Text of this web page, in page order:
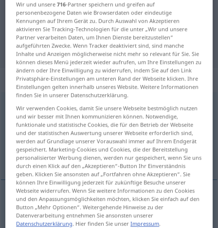
Italienisch-Deutsch Übersetzung
für "ceffone"
"ceffone" Deutsch Übersetzung
„ceffone“: maschile
ceffone [ʧeˈffoːne]m
Übersicht aller Übersetzungen
(Für mehr Details die Übersetzung anklicken/antippen)
Ohrfeige
Ohrfeigef ceffone
Wir und unsere716-Partner speichern und greifen auf
personenbezogene Daten wie Browserdaten oder eindeutige
Kennungen auf Ihrem Gerät zu. Durch Auswahl von Akzeptieren
aktivieren Sie Tracking-Technologien für die unter „Wir und unsere
Partner verarbeiten Daten, um Ihnen Dienste bereitzustellen“
aufgeführten Zwecke. Wenn Tracker deaktiviert sind, sind manche
Inhalte und Anzeigen möglicherweise nicht mehr so relevant für Sie. Sie
können dieses Menü jederzeit wieder aufrufen, um Ihre Einstellungen zu
ändern oder Ihre Einwilligung zu widerrufen, indem Sie auf den Link
Privatsphäre-Einstellungen am unteren Rand der Webseite klicken. Ihre
Einstellungen gelten innerhalb unseres Website. Weitere Informationen
finden Sie in unserer Datenschutzerklärung.
Wir verwenden Cookies, damit Sie unsere Webseite bestmöglich nutzen
und wir besser mit Ihnen kommunizieren können. Notwendige,
funktionale und statistische Cookies, die für den Betrieb der Webseite
und der statistischen Auswertung unserer Webseite erforderlich sind,
werden auf Grundlage unserer Vorauswahl immer auf Ihrem Endgerät
gespeichert. Marketing-Cookies und Cookies, die der Bereitstellung
personalisierter Werbung dienen, werden nur gespeichert, wenn Sie uns
durch einen Klick auf den „Akzeptieren“-Button Ihr Einverständnis
geben. Klicken Sie ansonsten auf „Fortfahren ohne Akzeptieren“. Sie
können Ihre Einwilligung jederzeit für zukünftige Besuche unserer
Webseite widerrufen. Wenn Sie weitere Informationen zu den Cookies
und den Anpassungsmöglichkeiten möchten, klicken Sie einfach auf den
Button „Mehr Optionen“. Weitergehende Hinweise zu der
Datenverarbeitung entnehmen Sie ansonsten unserer
Datenschutzerklärung. Hier finden Sie unserImpressum.